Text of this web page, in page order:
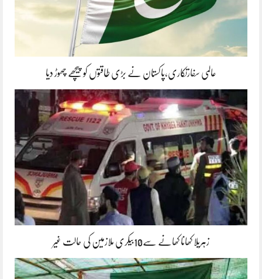
عالمی سفارتکاری،پاکستان نے بڑی طاقتوں کو پیچھے چھوڑ دیا
زہریلا کھانا کھانے سے10بیکری ملازمین کی حالت غیر